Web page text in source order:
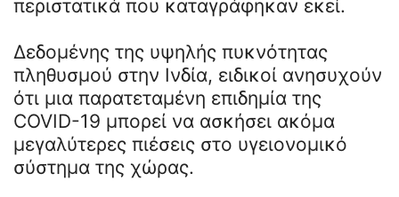
περιστατικά που καταγράφηκαν εκεί.
Δεδομένης της υψηλής πυκνότητας
πληθυσμού στην Ινδία, ειδικοί ανησυχούν
ότι μια παρατεταμένη επιδημία της
COVID-19 μπορεί να ασκήσει ακόμα
μεγαλύτερες πιέσεις στο υγειονομικό
σύστημα της χώρας.